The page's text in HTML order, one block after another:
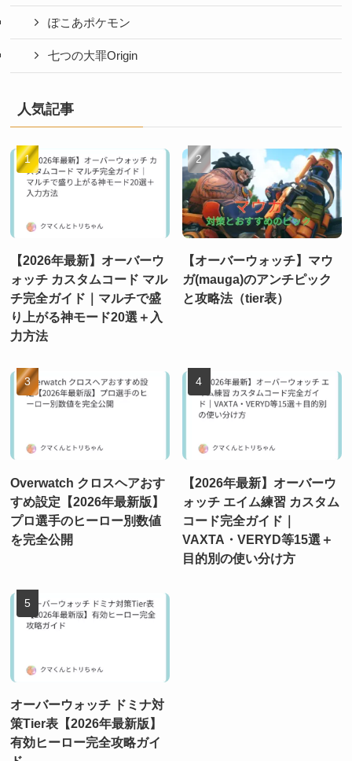
ぽこあポケモン
七つの大罪Origin
人気記事
【2026年最新】オーバーウ
ォッチ カスタムコード マル
チ完全ガイド｜マルチで盛
り上がる神モード20選＋入
力方法
【オーバーウォッチ】マウ
ガ(mauga)のアンチピック
と攻略法（tier表）
Overwatch クロスヘアおす
すめ設定【2026年最新版】
プロ選手のヒーロー別数値
を完全公開
【2026年最新】オーバーウ
ォッチ エイム練習 カスタム
コード完全ガイド｜
VAXTA・VERYD等15選＋
目的別の使い分け方
オーバーウォッチ ドミナ対
策Tier表【2026年最新版】
有効ヒーロー完全攻略ガイ